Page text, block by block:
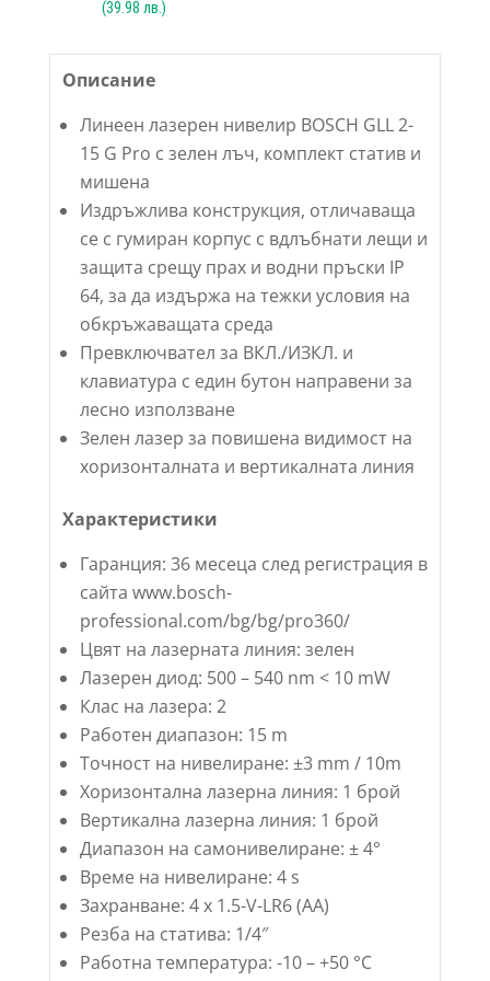
(39.98 лв.)
Описание
Линеен лазерен нивелир BOSCH GLL 2-
15 G Pro с зелен лъч, комплект статив и
мишена
Издръжлива конструкция, отличаваща
се с гумиран корпус с вдлъбнати лещи и
защита срещу прах и водни пръски IP
64, за да издържа на тежки условия на
обкръжаващата среда
Превключвател за ВКЛ./ИЗКЛ. и
клавиатура с един бутон направени за
лесно използване
Зелен лазер за повишена видимост на
хоризонталната и вертикалната линия
Характеристики
Гаранция: 36 месеца след регистрация в
сайта www.bosch-
professional.com/bg/bg/pro360/
Цвят на лазерната линия: зелен
Лазерен диод: 500 – 540 nm < 10 mW
Клас на лазера: 2
Работен диапазон: 15 m
Точност на нивелиране: ±3 mm / 10m
Хоризонтална лазерна линия: 1 брой
Вертикална лазерна линия: 1 брой
Диапазон на самонивелиране: ± 4°
Време на нивелиране: 4 s
Захранване: 4 x 1.5-V-LR6 (AA)
Резба на статива: 1/4″
Работна температура: -10 – +50 °C